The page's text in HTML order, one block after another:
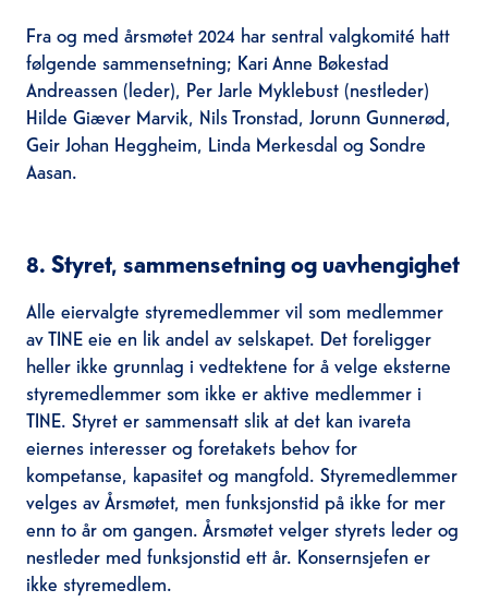
Fra og med årsmøtet 2024 har sentral valgkomité hatt
følgende sammensetning; Kari Anne Bøkestad
Andreassen (leder), Per Jarle Myklebust (nestleder)
Hilde Giæver Marvik, Nils Tronstad, Jorunn Gunnerød,
Geir Johan Heggheim, Linda Merkesdal og Sondre
Aasan.
8. Styret, sammensetning og uavhengighet
Alle eiervalgte styremedlemmer vil som medlemmer
av TINE eie en lik andel av selskapet. Det foreligger
heller ikke grunnlag i vedtektene for å velge eksterne
styremedlemmer som ikke er aktive medlemmer i
TINE. Styret er sammensatt slik at det kan ivareta
eiernes interesser og foretakets behov for
kompetanse, kapasitet og mangfold. Styremedlemmer
velges av Årsmøtet, men funksjonstid på ikke for mer
enn to år om gangen. Årsmøtet velger styrets leder og
nestleder med funksjonstid ett år. Konsernsjefen er
ikke styremedlem.